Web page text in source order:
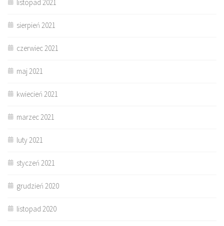
listopad 2021
sierpień 2021
czerwiec 2021
maj 2021
kwiecień 2021
marzec 2021
luty 2021
styczeń 2021
grudzień 2020
listopad 2020